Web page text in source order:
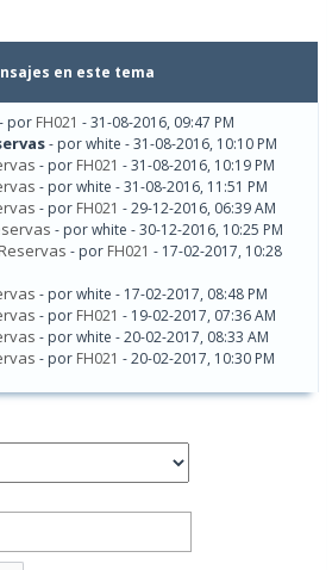
en este tema
- por FH021 - 31-08-2016, 09:47 PM
- por white - 31-08-2016, 10:10 PM
- por FH021 - 31-08-2016, 10:19 PM
- por white - 31-08-2016, 11:51 PM
- por FH021 - 29-12-2016, 06:39 AM
- por white - 30-12-2016, 10:25 PM
- por FH021 - 17-02-2017, 10:28
- por white - 17-02-2017, 08:48 PM
- por FH021 - 19-02-2017, 07:36 AM
- por white - 20-02-2017, 08:33 AM
- por FH021 - 20-02-2017, 10:30 PM